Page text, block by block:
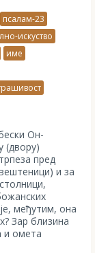
псалам-23
искуство
име
Он-
(двору)
пред
и за
међутим, она
Зар близина
и омета